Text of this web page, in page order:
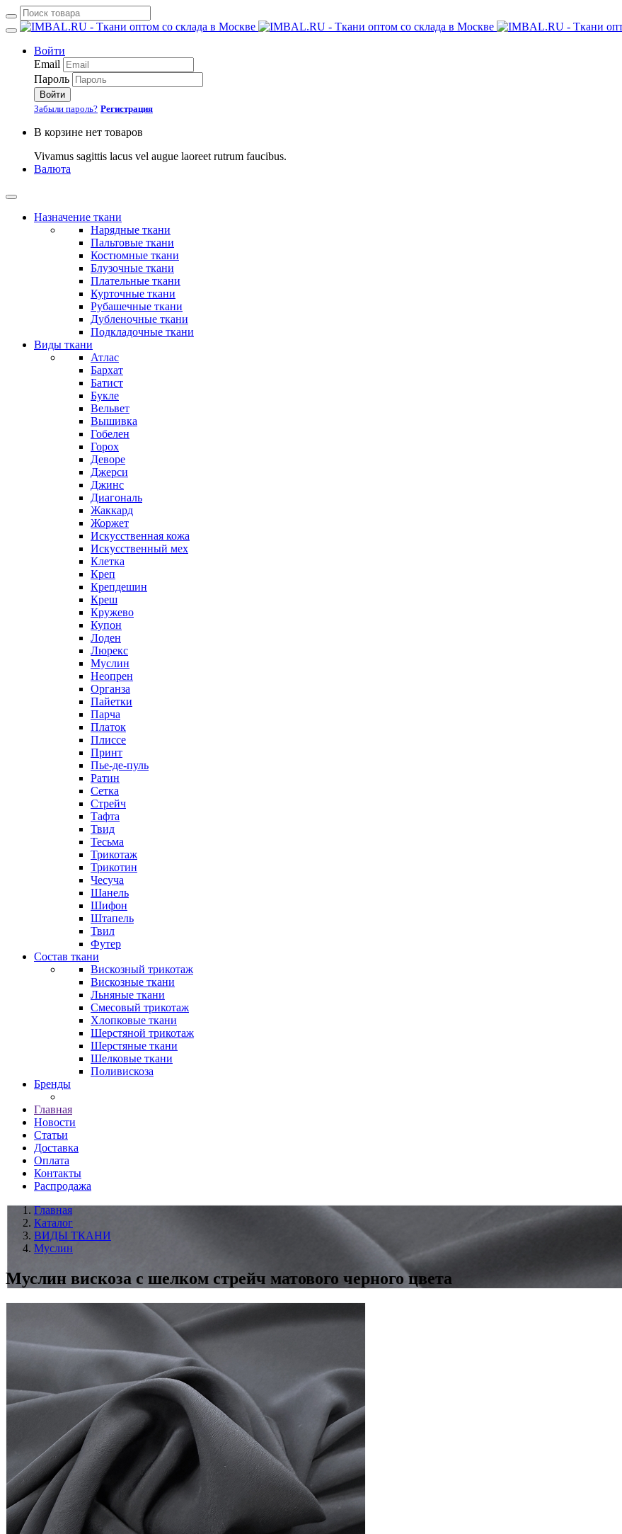
Войти
Email
Пароль
Войти
Забыли пароль? Регистрация
В корзине нет товаров
Vivamus sagittis lacus vel augue laoreet rutrum faucibus.
Валюта
Назначение ткани
Нарядные ткани
Пальтовые ткани
Костюмные ткани
Блузочные ткани
Плательные ткани
Курточные ткани
Рубашечные ткани
Дубленочные ткани
Подкладочные ткани
Виды ткани
Атлас
Бархат
Батист
Букле
Вельвет
Вышивка
Гобелен
Горох
Деворе
Джерси
Джинс
Диагональ
Жаккард
Жоржет
Искусственная кожа
Искусственный мех
Клетка
Креп
Крепдешин
Креш
Кружево
Купон
Лоден
Люрекс
Муслин
Неопрен
Органза
Пайетки
Парча
Платок
Плиссе
Принт
Пье-де-пуль
Ратин
Сетка
Стрейч
Тафта
Твид
Тесьма
Трикотаж
Трикотин
Чесуча
Шанель
Шифон
Штапель
Твил
Футер
Состав ткани
Вискозный трикотаж
Вискозные ткани
Льняные ткани
Смесовый трикотаж
Хлопковые ткани
Шерстяной трикотаж
Шерстяные ткани
Шелковые ткани
Поливискоза
Бренды
Главная
Новости
Статьи
Доставка
Оплата
Контакты
Распродажа
Главная
Каталог
ВИДЫ ТКАНИ
Муслин
Муслин вискоза с шелком стрейч матового черного цвета